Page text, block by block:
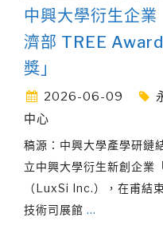
中興大學衍生企
濟部 TREE
獎」
2026-06-09
中心
稿源：中興大學產學研鏈
立中興大學衍生新創企業
（LuxSi Inc.），在甫結
技術司展館 …